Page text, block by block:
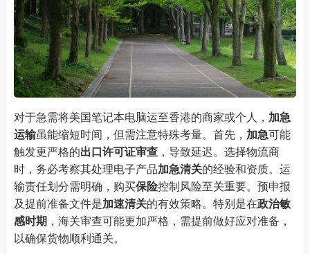
对于急需将美国笔记本电脑运至香港的商家或个人， 加急
运输虽能缩短时间，但需注意特殊考量。首先， 加急可能
触发更严格的出口许可证审查 ，导致延迟。选择物流商
时，务必考察其处理电子产品加急清关的经验和资质。运
输责任划分需明确，购买保险控制风险至关重要。预申报
及提前准备文件是加速清关的有效策略。特别是在政治敏
感时期 ，海关审查可能更加严格，需提前做好应对准备，
以确保货物顺利通关。